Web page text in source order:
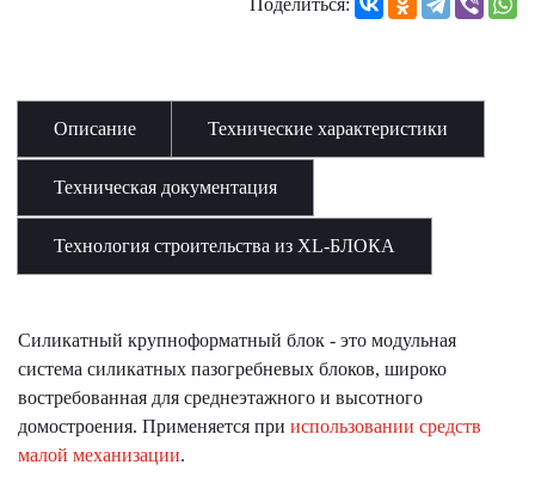
Поделиться:
Описание Технические характеристики
Техническая документация
Технология строительства из XL-БЛОКА
Силикатный крупноформатный блок - это модульная
система силикатных пазогребневых блоков, широко
востребованная для среднеэтажного и высотного
домостроения. Применяется при использовании средств
малой механизации.